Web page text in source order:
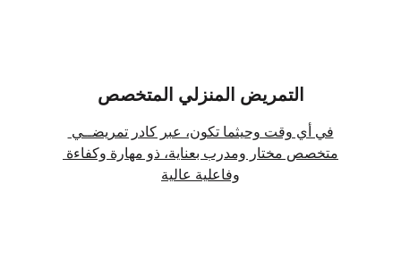
التمريض المنزلي المتخصص
في أي وقت وحيثما تكون، عبر كادر تمريضــي
متخصص مختار ومدرب بعناية، ذو مهارة وكفاءة
وفاعلية عالية